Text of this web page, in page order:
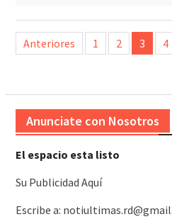
Paginación
deAnteriores 1 2 3 4
Anunciate con Nosotros
El espacio esta listo
Su Publicidad Aquí
Escribe a: